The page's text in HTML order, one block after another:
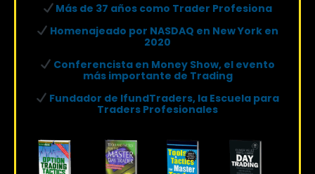
Más de 37 años como Trader Profesiona
Homenajeado por NASDAQ en New York en
2020
Conferencista en Money Show, el evento
más importante de Trading
Fundador de IfundTraders, la Escuela para
Traders Profesionales